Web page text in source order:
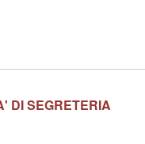
DI SEGRETERIA